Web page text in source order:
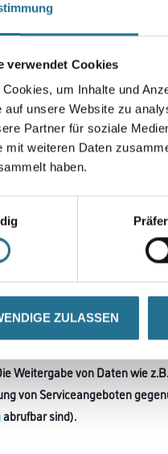
verwendet Cookies
um Inhalte und
auf unsere Website zu
Partner für soziale
mit weiteren Daten
haben.
ZULASSEN
zahlbar.
Schuldposten zzgl.
Käufer innerhalb von 30
hin. Das Unterlassen
dann aber beweisen, dass
alle weiteren
von vorheriger Zahlung oder
festgestellten
Zinsen ist der
durch mangelnde
der Zahlungsfähigkeit des
der laufenden
mit dem
bzw. teilt der
Daten) zweckgebunden
Weitergabe von Daten wie
von Serviceangeboten
abrufbar sind).